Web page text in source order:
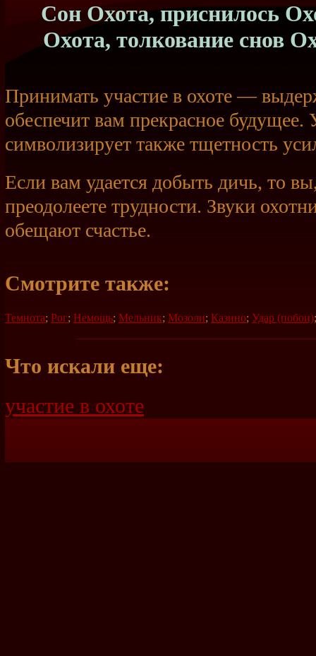
Сон Охота, приснилось
Охота, толкование снов
Принимать участие в охоте —
обеспечит вам прекрасное будущее.
символизирует также тщетность
Если вам удается добыть дичь, то
преодолеете трудности. Звуки
обещают счастье.
Смотрите также:
Темнота; Рог; Немощь; Мельник; Мозоли; Казино; Удар (побои);
Что искали еще:
участие в охоте